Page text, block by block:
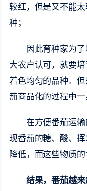
较红，但是又不能
种；
因此育种家为
大农户认可，就要培
着色均匀的品种。
茄商品化的过程中一
在方便番茄运
现番茄的糖、酸、
降低，而这些物质
结果，番茄越